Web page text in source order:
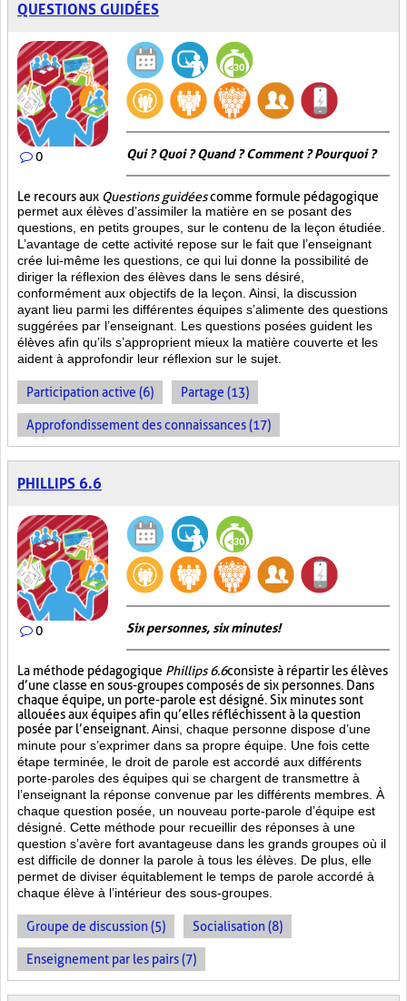
QUESTIONS GUIDÉES
0 Qui ? Quoi ? Quand ? Comment ? Pourquoi ?
Le recours aux Questions guidéescomme formule pédagogique
permet aux élèves d’assimiler la matière en se posant des
questions, en petits groupes, sur le contenu de la leçon étudiée.
L’avantage de cette activité repose sur le fait que l’enseignant
crée lui-même les questions, ce qui lui donne la possibilité de
diriger la réflexion des élèves dans le sens désiré,
conformément aux objectifs de la leçon. Ainsi, la discussion
ayant lieu parmi les différentes équipes s’alimente des questions
suggérées par l’enseignant. Les questions posées guident les
élèves afin qu’ils s’approprient mieux la matière couverte et les
aident à approfondir leur réflexion sur le sujet.
Participation active (6) Partage (13)
Approfondissement des connaissances (17)
PHILLIPS 6.6
0 Six personnes, six minutes!
La méthode pédagogique Phillips 6.6consiste à répartir les élèves
d’une classe en sous-groupes composés de six personnes. Dans
chaque équipe, un porte-parole est désigné. Six minutes sont
allouées aux équipes afin qu’elles réfléchissent à la question
posée par l’enseignant. Ainsi, chaque personne dispose d’une
minute pour s’exprimer dans sa propre équipe. Une fois cette
étape terminée, le droit de parole est accordé aux différents
porte-paroles des équipes qui se chargent de transmettre à
l’enseignant la réponse convenue par les différents membres. À
chaque question posée, un nouveau porte-parole d’équipe est
désigné. Cette méthode pour recueillir des réponses à une
question s’avère fort avantageuse dans les grands groupes où il
est difficile de donner la parole à tous les élèves. De plus, elle
permet de diviser équitablement le temps de parole accordé à
chaque élève à l’intérieur des sous-groupes.
Groupe de discussion (5) Socialisation (8)
Enseignement par les pairs (7)